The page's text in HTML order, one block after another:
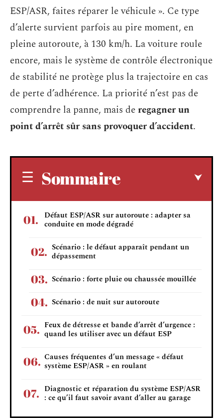
ESP/ASR, faites réparer le véhicule ». Ce type
d’alerte survient parfois au pire moment, en
pleine autoroute, à 130 km/h. La voiture roule
encore, mais le système de contrôle électronique
de stabilité ne protège plus la trajectoire en cas
de perte d’adhérence. La priorité n’est pas de
comprendre la panne, mais deregagner un
point d’arrêt sûr sans provoquer d’accident.
Sommaire
Défaut ESP/ASR sur autoroute : adapter sa
conduite en mode dégradé
Scénario : le défaut apparaît pendant un
dépassement
Scénario : forte pluie ou chaussée mouillée
Scénario : de nuit sur autoroute
Feux de détresse et bande d’arrêt d’urgence :
quand les utiliser avec un défaut ESP
Causes fréquentes d’un message « défaut
système ESP/ASR » en roulant
Diagnostic et réparation du système ESP/ASR
: ce qu’il faut savoir avant d’aller au garage